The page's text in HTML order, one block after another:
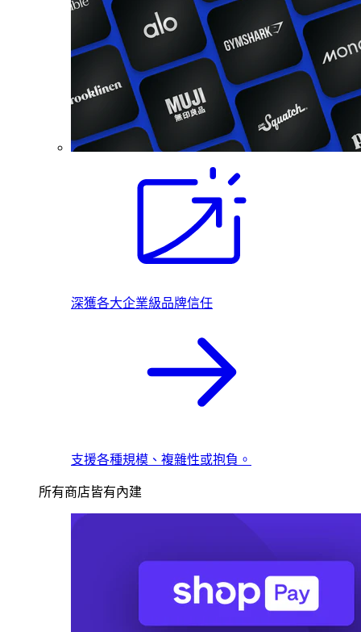
深獲各大企業級品牌信任
支援各種規模、複雜性或抱負。
所有商店皆有內建